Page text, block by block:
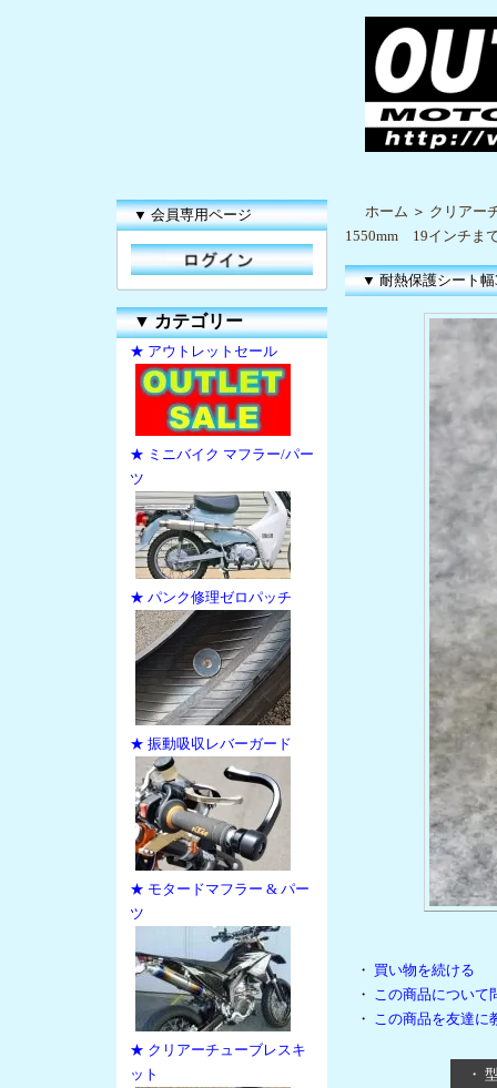
▼ 会員専用ページ
▼カテゴリー
★ アウトレットセール
★ ミニバイク マフラー/パー
ツ
★ パンク修理ゼロパッチ
★ 振動吸収レバーガード
★ モタードマフラー & パー
ツ
★ クリアーチューブレスキ
ット
ホーム ＞ クリアー
1550mm 19インチ
▼ 耐熱保護シート
・ 買い物を続ける
・ この商品について
・ この商品を友達に
・